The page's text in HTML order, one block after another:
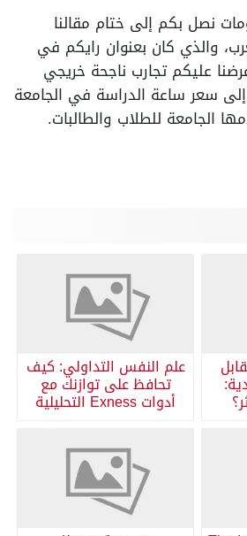
نصل بكم إلى ختام مقالنا
والذي كان بعنوان رايكم في
عليكم تجارب ناجحة خريجي
سعر ساعة الدراسة في الجامعة
الجامعة للطلاب والطالبات.
علم النفس التداولي: كيف
تحافظ على توازنك مع
أدوات Exness التحليلية